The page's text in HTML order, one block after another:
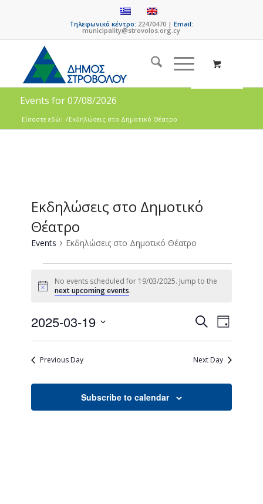
Τηλεφωνικό κέντρο: 22470470 |Email:
municipality@strovolos.org.cy
Events for 07/08/2026
Είσαστε εδώ: /Εκδηλώσεις στο Δημοτικό Θέατρο
Εκδηλώσεις στο Δημοτικό
Θέατρο
Events Εκδηλώσεις στο Δημοτικό Θέατρο
Notice
No events scheduled for 19/03/2025. Jump to the
next upcoming events.
Events
Search
and
SearchEvent
Views
Day
2025-03-19
Previous Day
Next Day
Subscribe to calendar